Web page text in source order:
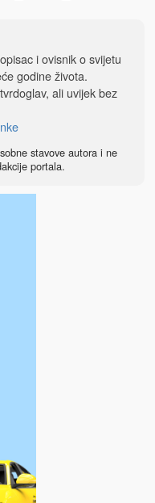
i ovisnik o svijetu
godine života.
ali uvijek bez
stavove autora i ne
portala.